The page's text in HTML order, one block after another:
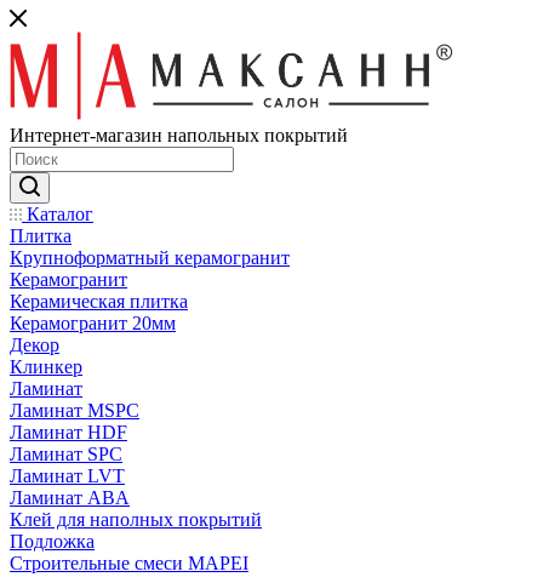
Интернет-магазин напольных покрытий
Каталог
Плитка
Крупноформатный керамогранит
Керамогранит
Керамическая плитка
Керамогранит 20мм
Декор
Клинкер
Ламинат
Ламинат MSPC
Ламинат HDF
Ламинат SPC
Ламинат LVT
Ламинат ABA
Клей для наполных покрытий
Подложка
Строительные смеси MAPEI